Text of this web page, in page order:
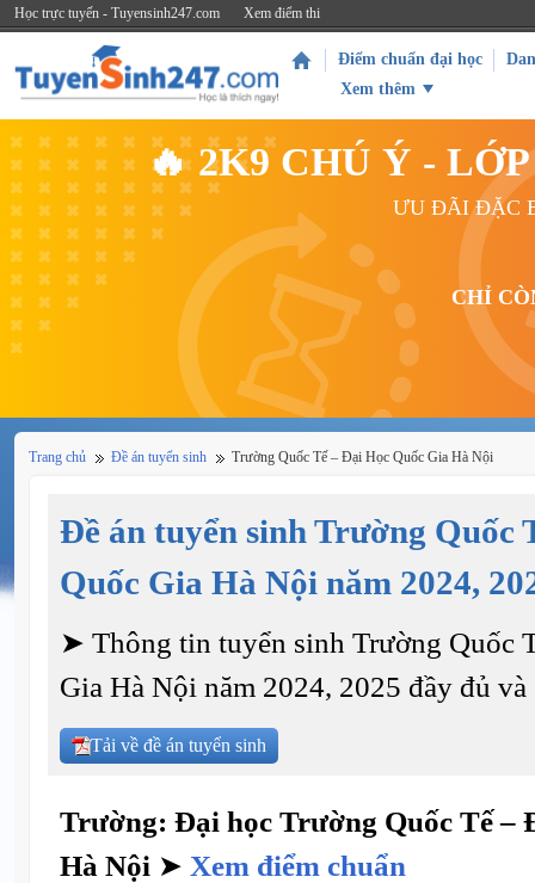
Học trực tuyến - Tuyensinh247.com Xem điểm thi
Điểm chuẩn đại học
Xem thêm
🔥 2K9 CHÚ Ý -
ƯU ĐÃI ĐẶC
CHỈ
Trang chủ Đề án tuyển sinh Trường Quốc Tế – Đại Học Quốc Gia Hà Nội
Đề án tuyển sinh Trường Quốc
Quốc Gia Hà Nội năm 2024,
➤ Thông tin tuyển sinh Trường Quốc
Gia Hà Nội năm 2024, 2025 đầy đủ
Tải về đề án tuyển sinh
Trường: Đại học Trường Quốc Tế –
Hà Nội ➤ Xem điểm chuẩn